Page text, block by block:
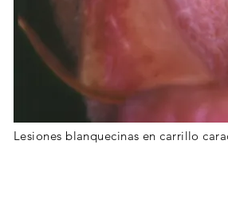
Lesiones blanquecinas en carrillo